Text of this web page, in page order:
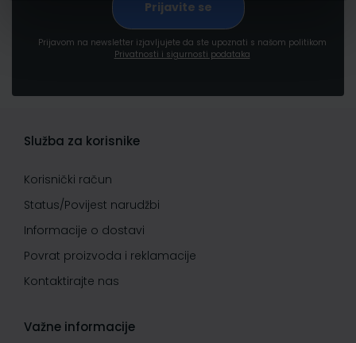
Prijavom na newsletter izjavljujete da ste upoznati s našom politikom
Privatnosti i sigurnosti podataka
Služba za korisnike
Korisnički račun
Status/Povijest narudžbi
Informacije o dostavi
Povrat proizvoda i reklamacije
Kontaktirajte nas
Važne informacije